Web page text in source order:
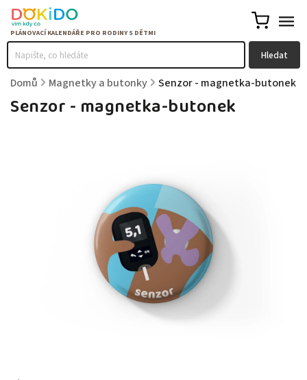
Hledat
Domů / Magnetky a butonky / Senzor - magnetka-butonek
Senzor - magnetka-butonek